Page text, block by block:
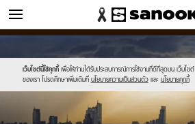
ข่าว
เว็บไซต์นี้ใช้คุกกี้ เพื่อให้ท่านได้รับประสบการณ์การใช้งานที่ดีที่สุดบน เว็บไซต์
ของเรา โปรดศึกษาเพิ่มเติมที่ นโยบายความเป็นส่วนตัว และ นโยบายคุกกี้
//s.isanook.com/sr/0/images/logo-
new-
sanook.png
//s.isanook.com/ns/0/ud/1927/9636662/new-
thumbnail1200x720(4).jpg